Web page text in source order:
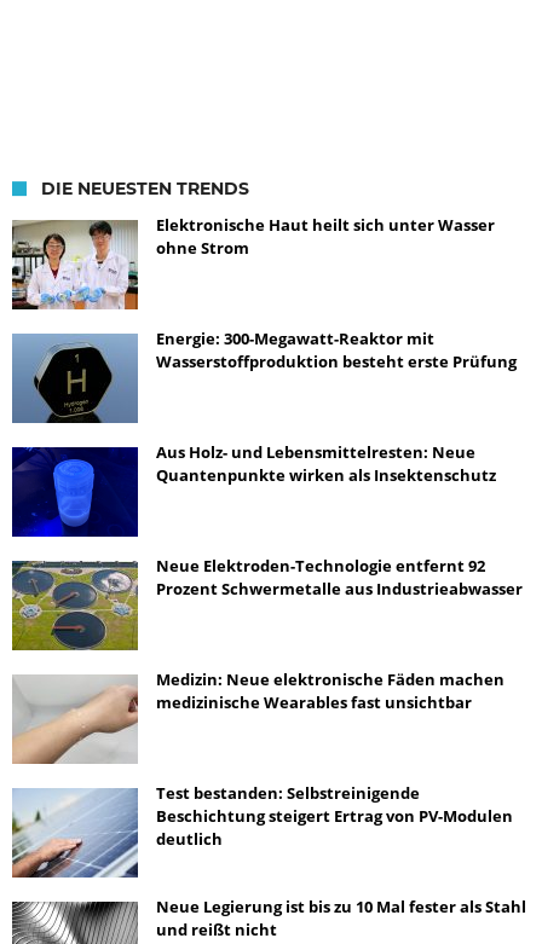
DIE NEUESTEN TRENDS
Elektronische Haut heilt sich unter Wasser
ohne Strom
Energie: 300-Megawatt-Reaktor mit
Wasserstoffproduktion besteht erste Prüfung
Aus Holz- und Lebensmittelresten: Neue
Quantenpunkte wirken als Insektenschutz
Neue Elektroden-Technologie entfernt 92
Prozent Schwermetalle aus Industrieabwasser
Medizin: Neue elektronische Fäden machen
medizinische Wearables fast unsichtbar
Test bestanden: Selbstreinigende
Beschichtung steigert Ertrag von PV-Modulen
deutlich
Neue Legierung ist bis zu 10 Mal fester als Stahl
und reißt nicht